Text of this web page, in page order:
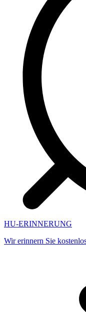
HU-ERINNERUNG
Wir erinnern Sie